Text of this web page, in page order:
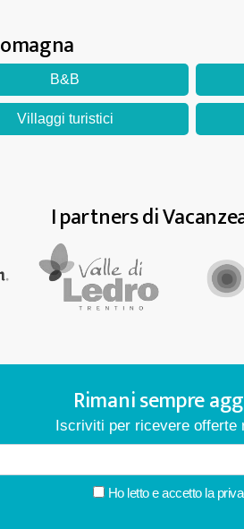
B&B
Villaggi turistici
I partners di
Rimani sempre
Iscriviti per ricevere offerte
Ho letto e accetto la